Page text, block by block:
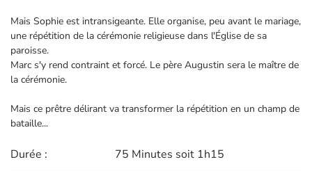
Mais Sophie est intransigeante. Elle organise, peu avant le mariage,
une répétition de la cérémonie religieuse dans l'Église de sa
paroisse.
Marc s'y rend contraint et forcé. Le père Augustin sera le maître de
la cérémonie.
Mais ce prêtre délirant va transformer la répétition en un champ de
bataille...
Durée : 75 Minutes soit 1h15